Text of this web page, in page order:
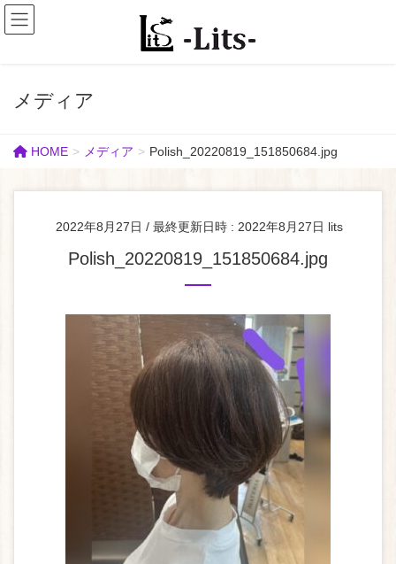
メディア
HOME メディア Polish_20220819_151850684.jpg
2022年8月27日 / 最終更新日時 : 2022年8月27日 lits
Polish_20220819_151850684.jpg